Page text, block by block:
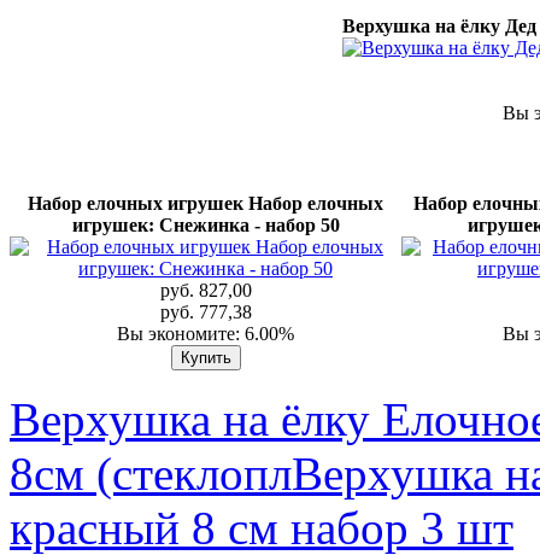
Верхушка на ёлку
Вы
Набор елочных игрушек Набор елочных
игрушек: Снежинка - набор 50
руб. 827,00
руб. 777,38
Вы экономите: 6.00%
Набор
Вы
Верхушка на ёлку
8см (стеклоплВерхушка
красный 8 см набор 3 шт